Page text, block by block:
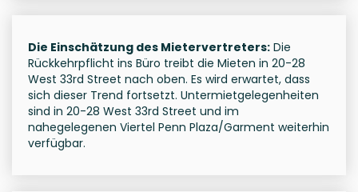
Die Einschätzung des Mietervertreters: Die
Rückkehrpflicht ins Büro treibt die Mieten in 20-28
West 33rd Street nach oben. Es wird erwartet, dass
sich dieser Trend fortsetzt. Untermietgelegenheiten
sind in 20-28 West 33rd Street und im
nahegelegenen Viertel Penn Plaza/Garment weiterhin
verfügbar.